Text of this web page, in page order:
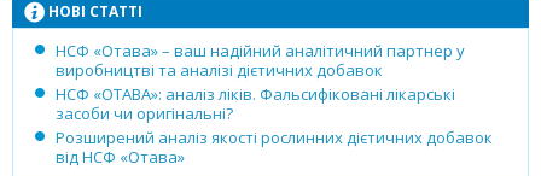
НОВІ СТАТТІ
НСФ «Отава» – ваш надійний аналітичний партнер у
виробництві та аналізі дієтичних добавок
НСФ «ОТАВА»: аналіз ліків. Фальсифіковані лікарські
засоби чи оригінальні?
Розширений аналіз якості рослинних дієтичних добавок
від НСФ «Отава»